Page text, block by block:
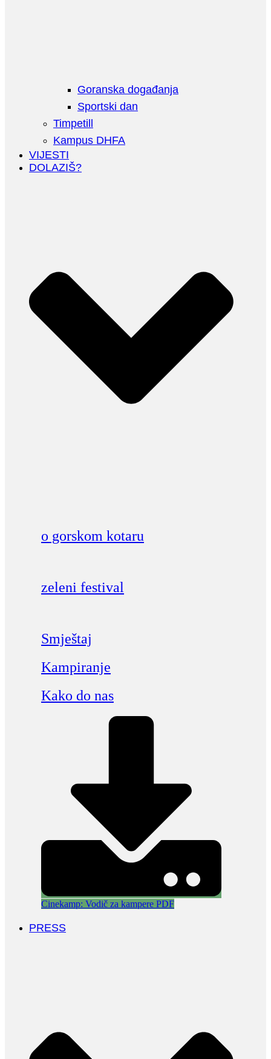
Goranska događanja
Sportski dan
Timpetill
Kampus DHFA
VIJESTI
DOLAZIŠ?
o gorskom kotaru
zeleni festival
Smještaj
Kampiranje
Kako do nas
Cinekamp: Vodič za kampere PDF
PRESS